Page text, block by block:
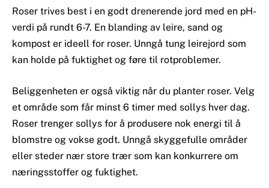
Roser trives best i en godt drenerende jord med en pH-
verdi på rundt 6-7. En blanding av leire, sand og
kompost er ideell for roser. Unngå tung leirejord som
kan holde på fuktighet og føre til rotproblemer.
Beliggenheten er også viktig når du planter roser. Velg
et område som får minst 6 timer med sollys hver dag.
Roser trenger sollys for å produsere nok energi til å
blomstre og vokse godt. Unngå skyggefulle områder
eller steder nær store trær som kan konkurrere om
næringsstoffer og fuktighet.